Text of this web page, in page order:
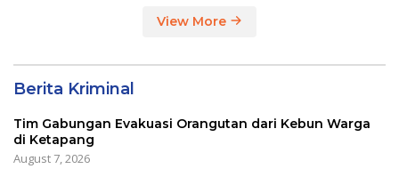
View More
Berita Kriminal
Tim Gabungan Evakuasi Orangutan dari Kebun Warga
di Ketapang
August 7, 2026